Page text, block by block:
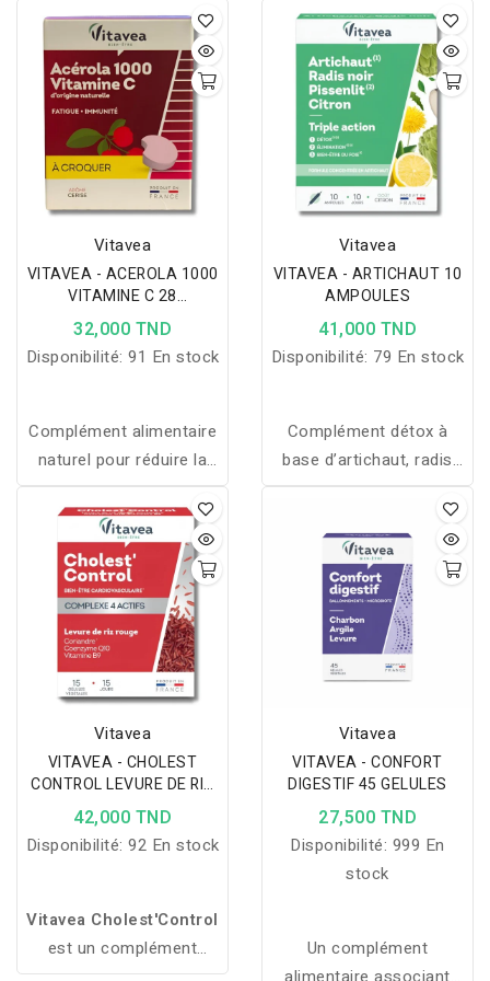
pour renforcer la vitalité,
la résistance et la beauté
des cheveux.
COMPRIMÉS
Vitavea
VITAVEA - ACEROLA 1000
VITAMINE C 28
COMPRIMES A CROQUER
32,000 TND
Disponibilité: 91 En stock
Complément alimentaire
naturel pour réduire la
fatigue, soutenir les
défenses naturelles et
protéger les cellules
contre le stress oxydatif.
Vitavea
VITAVEA - ARTICHAUT 10
AMPOULES
41,000 TND
Disponibilité: 79 En stock
Complément détox à
base d’artichaut, radis
noir, pissenlit et citron
digestion, purifier
l’organisme et favoriser
le bien-être du foie.
Vitavea
VITAVEA - CHOLEST
CONTROL LEVURE DE RIZ
ROUGE 15 GELULES
42,000 TND
Disponibilité: 92 En stock
Vitavea Cholest'Control
est un complément
Vitavea
VITAVEA - CONFORT
DIGESTIF 45 GELULES
27,500 TND
Disponibilité: 999 En
stock
Un complément